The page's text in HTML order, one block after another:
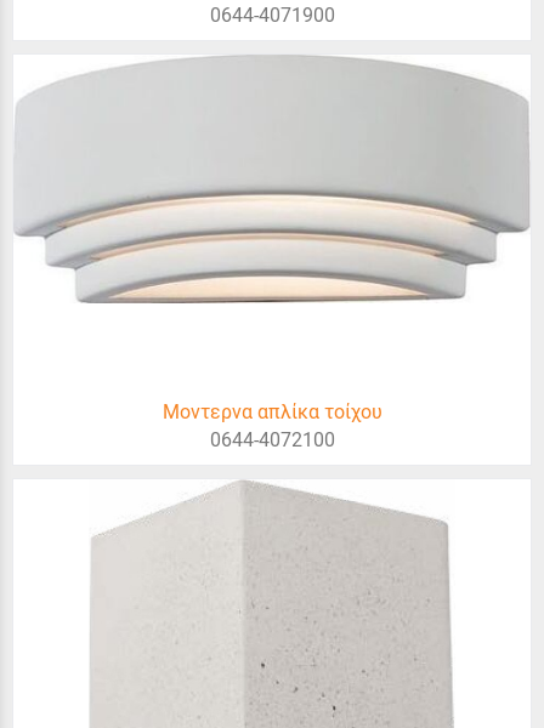
0644-4071900
Μοντερνα απλίκα τοίχου
0644-4072100